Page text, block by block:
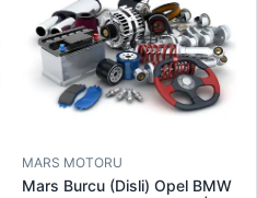
MARS MOTORU
Mars Burcu (Disli) Opel BMW